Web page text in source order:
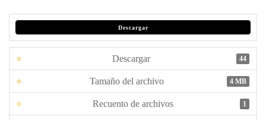
Descargar
Descargar 44
Tamaño del archivo 4 MB
Recuento de archivos 1